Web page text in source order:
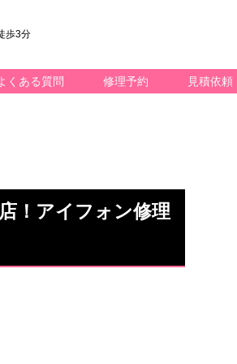
歩3分
くある質問 修理予約 見積依頼
！アイフォン修理